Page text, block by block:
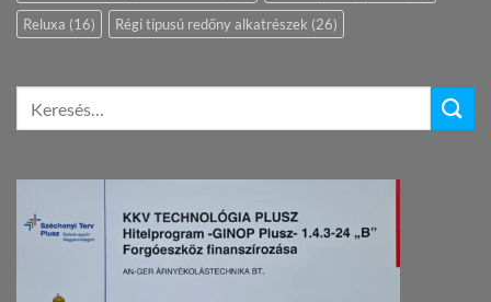
Reluxa (16) Régi típusú redőny alkatrészek (26)